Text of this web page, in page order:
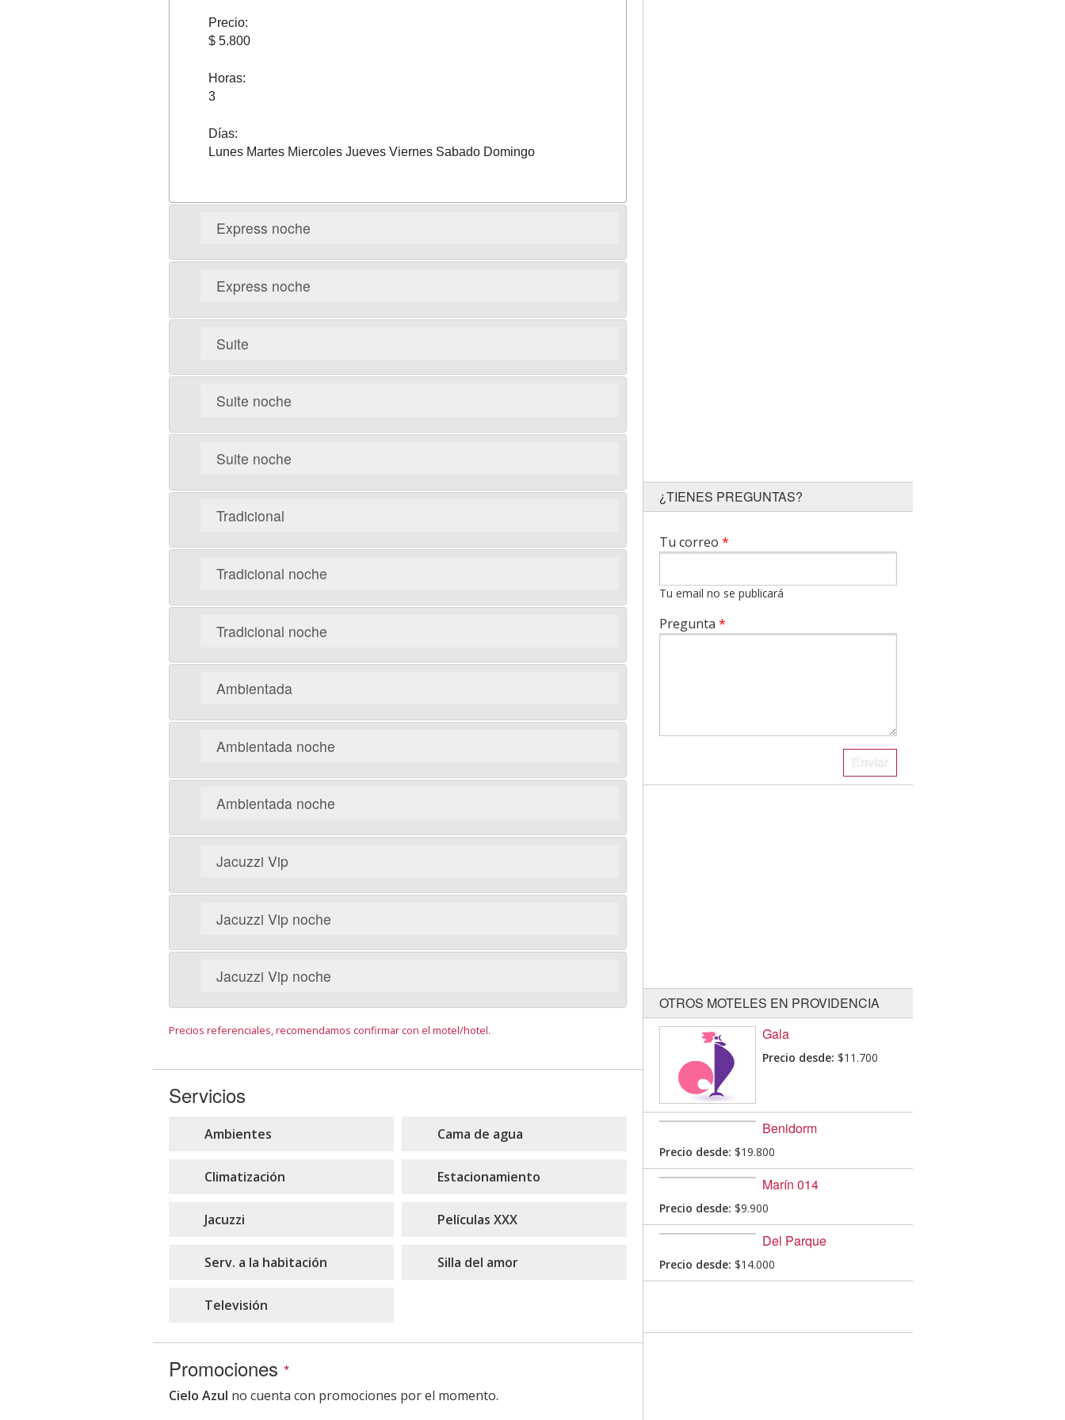
Precio:
$ 5.800
Horas:
3
Días:
Lunes Martes Miercoles Jueves Viernes Sabado Domingo
Express noche
Express noche
Suite
Suite noche
Suite noche
Tradicional
Tradicional noche
Tradicional noche
Ambientada
Ambientada noche
Ambientada noche
Jacuzzi Vip
Jacuzzi Vip noche
Jacuzzi Vip noche
Precios referenciales, recomendamos confirmar con el motel/hotel.
Servicios
Ambientes Cama de agua
Climatización Estacionamiento
Jacuzzi Películas XXX
Serv. a la habitación Silla del amor
Televisión
Promociones *
Cielo Azul no cuenta con promociones por el momento.
¿TIENES PREGUNTAS?
Tu correo *
Tu email no se publicará
Pregunta *
OTROS MOTELES EN PROVIDENCIA
Gala
Precio desde: $11.700
Benidorm
Precio desde: $19.800
Marín 014
Precio desde: $9.900
Del Parque
Precio desde: $14.000